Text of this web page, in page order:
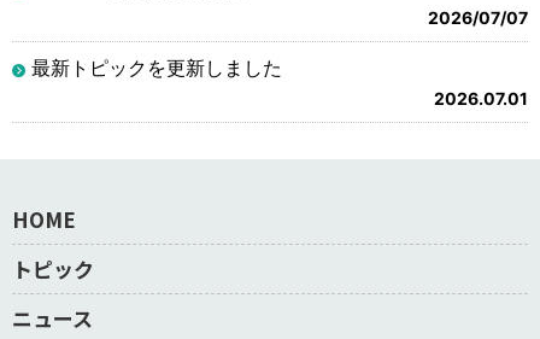
2026/07/07
最新トピックを更新しました
2026.07.01
HOME
トピック
ニュース